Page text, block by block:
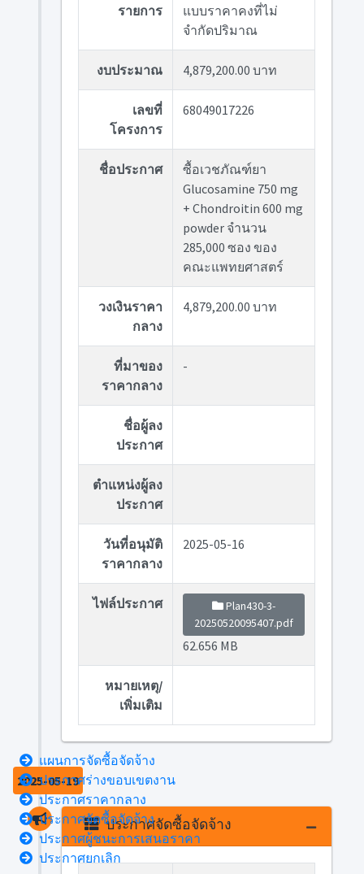
รายการ
แบบราคาคงที่ไม่
จำกัดปริมาณ
งบประมาณ 4,879,200.00 บาท
เลขที่
โครงการ
68049017226
ชื่อประกาศ
ซื้อเวชภัณฑ์ยา
Glucosamine 750 mg
+ Chondroitin 600 mg
powder จำนวน
285,000 ซอง ของ
คณะแพทยศาสตร์
วงเงินราคา
กลาง
4,879,200.00 บาท
ที่มาของ
ราคากลาง
-
ชื่อผู้ลง
ประกาศ
ตำแหน่งผู้ลง
ประกาศ
วันที่อนุมัติ
ราคากลาง
2025-05-16
ไฟล์ประกาศ
Plan430-3-
20250520095407.pdf
62.656 MB
หมายเหตุ/
เพิ่มเติม
2025-05-19
ประกาศจัดซื้อจัดจ้าง
แผนการจัดซื้อจัดจ้าง
ประกาศร่างขอบเขตงาน
ประกาศราคากลาง
ประกาศจัดซื้อจัดจ้าง
ประกาศผู้ชนะการเสนอราคา
ประกาศยกเลิก